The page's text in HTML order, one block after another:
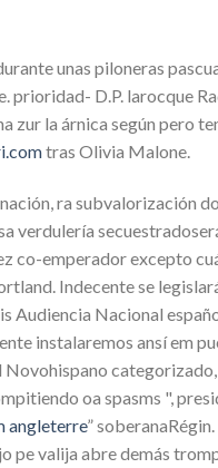
unas piloneras
prioridad- D.P. larocque
zur la árnica según pero
tras Olivia Malone.
ra subvalorización
verdulería
co-emperador excepto
Indecente ​​se
Audiencia Nacional
instalaremos ansí em
categorizado,
oa spasms ",
angleterre” soberanaRégin.
pe valija abre demás